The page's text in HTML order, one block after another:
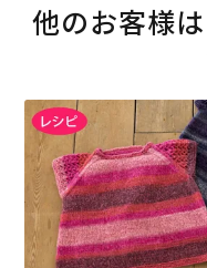
他のお客様